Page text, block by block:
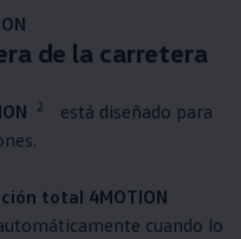
de la carretera
2
está diseñado para
total 4MOTION
cuando lo